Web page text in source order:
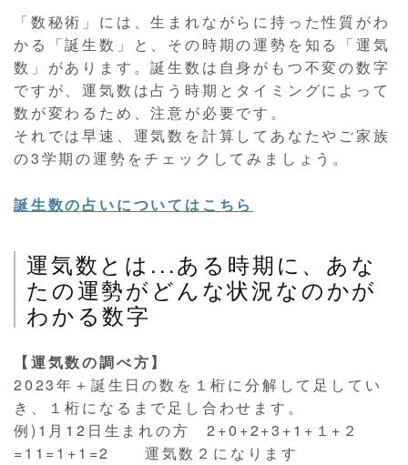
「数秘術」には、生まれながらに持った性質がわ
かる「誕生数」と、その時期の運勢を知る「運気
数」があります。誕生数は自身がもつ不変の数字
ですが、運気数は占う時期とタイミングによって
数が変わるため、注意が必要です。
それでは早速、運気数を計算してあなたやご家族
の3学期の運勢をチェックしてみましょう。
誕生数の占いについてはこちら
運気数とは...ある時期に、あな
たの運勢がどんな状況なのかが
わかる数字
【運気数の調べ方】
2023年＋誕生日の数を１桁に分解して足してい
き、１桁になるまで足し合わせます。
例) 1 月 12 日生まれの方2+0+2+3 +1 + １ + ２
=11 =1+1 =2 運気数２になります